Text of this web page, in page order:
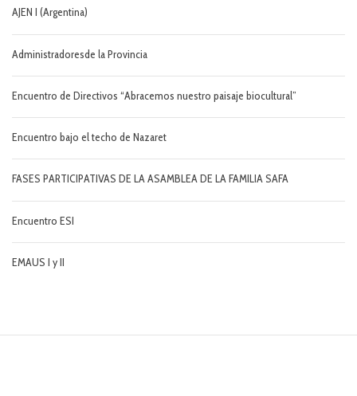
AJEN I (Argentina)
Administradoresde la Provincia
Encuentro de Directivos “Abracemos nuestro paisaje biocultural”
Encuentro bajo el techo de Nazaret
FASES PARTICIPATIVAS DE LA ASAMBLEA DE LA FAMILIA SAFA
Encuentro ESI
EMAUS I y II